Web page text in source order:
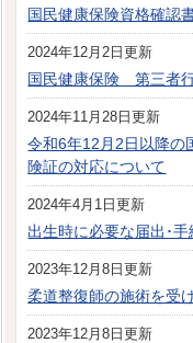
国民健康保険資格確認
2024年12月2日更新
国民健康保険 第三者
2024年11月28日更新
令和6年12月2日以降の
険証の対応について
2024年4月1日更新
出生時に必要な届出･手
2023年12月8日更新
柔道整復師の施術を受
2023年12月8日更新